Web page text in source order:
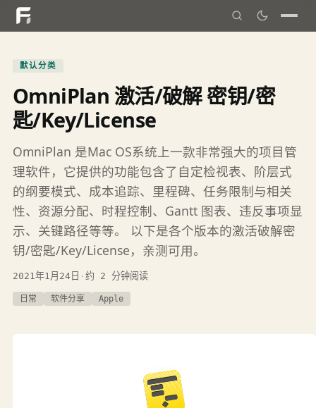
默认分类
OmniPlan 激活/破解 密钥/密
匙/Key/License
OmniPlan 是Mac OS系统上一款非常强大的项目管
理软件，它提供的功能包含了自定检视表、阶层式
的纲要模式、成本追踪、里程碑、任务限制与相关
性、资源分配、时程控制、Gantt 图表、违反事项显
示、关键路径等等。 以下是各个版本的激活破解密
钥/密匙/Key/License，亲测可用。
2021年1月24日 · 约 2 分钟阅读
日常 软件分享 Apple